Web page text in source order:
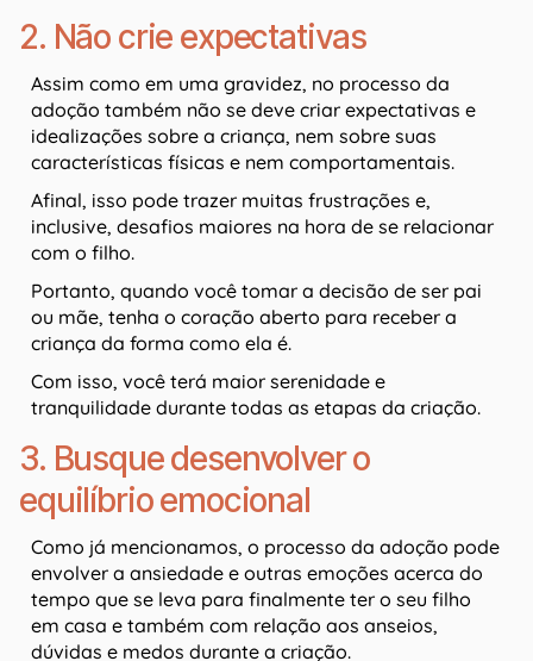
2. Não crie expectativas
Assim como em uma gravidez, no processo da
adoção também não se deve criar expectativas e
idealizações sobre a criança, nem sobre suas
características físicas e nem comportamentais.
Afinal, isso pode trazer muitas frustrações e,
inclusive, desafios maiores na hora de se relacionar
com o filho.
Portanto, quando você tomar a decisão de ser pai
ou mãe, tenha o coração aberto para receber a
criança da forma como ela é.
Com isso, você terá maior serenidade e
tranquilidade durante todas as etapas da criação.
3. Busque desenvolver o
equilíbrio emocional
Como já mencionamos, o processo da adoção pode
envolver a ansiedade e outras emoções acerca do
tempo que se leva para finalmente ter o seu filho
em casa e também com relação aos anseios,
dúvidas e medos durante a criação.